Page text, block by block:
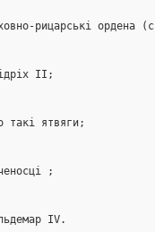
рицарські ордена
ІІ;
такі ятвяги;
;
ІV.